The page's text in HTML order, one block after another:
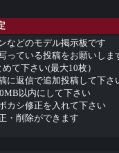
などのモデル掲示板です
っている投稿をお願いしま
て下さい(最大10枚）
に返信で追加投稿して下さ
以内にして下さい
カシ修正を入れて下さい
・削除ができます